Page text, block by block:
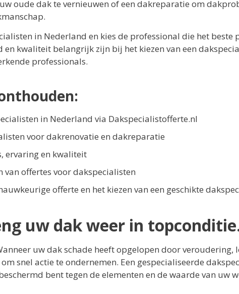
oude dak te vernieuwen of een dakreparatie om
in Nederland en kies de professional die het beste
kwaliteit belangrijk zijn bij het kiezen van een
professionals.
in Nederland via Dakspecialistofferte.nl
voor dakrenovatie en dakreparatie
ervaring en kwaliteit
van offertes voor dakspecialisten
offerte en het kiezen van een geschikte
uw dak weer in
uw dak schade heeft opgelopen door veroudering,
snel actie te ondernemen. Een gespecialiseerde
bent tegen de elementen en de waarde van uw